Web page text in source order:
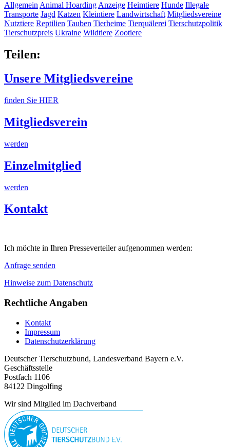
Allgemein Animal Hoarding Anzeige Heimtiere Hunde Illegale
Transporte Jagd Katzen Kleintiere Landwirtschaft Mitgliedsvereine
Nutztiere Reptilien Tauben Tierheime Tierquälerei Tierschutzpolitik
Tierschutzpreis Ukraine Wildtiere Zootiere
Teilen:
Unsere Mitgliedsvereine
finden Sie HIER
Mitgliedsverein
werden
Einzelmitglied
werden
Kontakt
Ich möchte in Ihren Presseverteiler aufgenommen werden:
Anfrage senden
Hinweise zum Datenschutz
Rechtliche Angaben
Kontakt
Impressum
Datenschutzerklärung
Deutscher Tierschutzbund, Landesverband Bayern e.V.
Geschäftsstelle
Postfach 1106
84122 Dingolfing
Wir sind Mitglied im Dachverband